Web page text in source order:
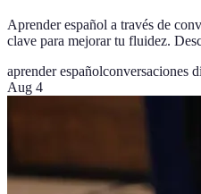
Aprender español a través de
clave para mejorar tu fluidez.
aprender españolconversaciones
Aug 4